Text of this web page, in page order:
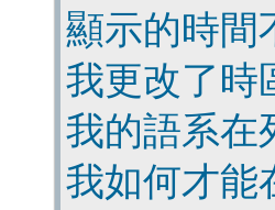
顯示的時間
我更改了時
我的語系在
我如何才能